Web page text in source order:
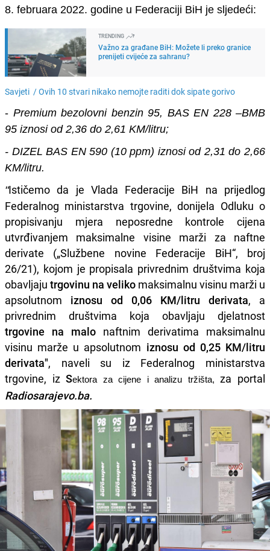
8. februara 2022. godine u Federaciji BiH je sljedeći:
TRENDING
Važno za građane BiH: Možete li preko granice
prenijeti cvijeće za sahranu?
Savjeti /Ovih 10 stvari nikako nemojte raditi dok sipate gorivo
- Premium bezolovni benzin 95, BAS EN 228 –BMB
95 iznosi od 2,36 do 2,61 KM/litru;
- DIZEL BAS EN 590 (10 ppm) iznosi od 2,31 do 2,66
KM/litru.
"Ističemo da je Vlada Federacije BiH na prijedlog
Federalnog ministarstva trgovine, donijela Odluku o
propisivanju mjera neposredne kontrole cijena
utvrđivanjem maksimalne visine marži za naftne
derivate („Službene novine Federacije BiH“, broj
26/21), kojom je propisala privrednim društvima koja
obavljaju trgovinu na veliko maksimalnu visinu marži u
apsolutnom iznosu od 0,06 KM/litru derivata, a
privrednim društvima koja obavljaju djelatnost
trgovine na malo naftnim derivatima maksimalnu
visinu marže u apsolutnom iznosu od 0,25 KM/litru
derivata", naveli su iz Federalnog ministarstva
trgovine, izSektora za cijene i analizu tržišta,
za portal
Radiosarajevo.ba.